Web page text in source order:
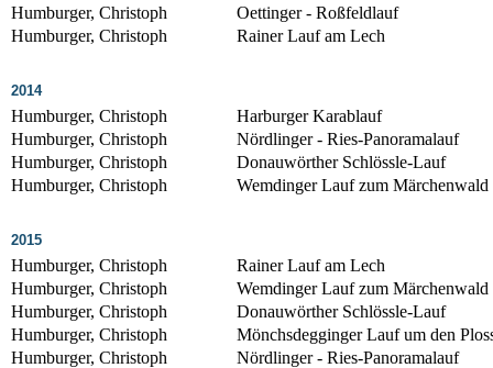
Humburger, Christoph
Oettinger - Roßfeldlauf
Humburger, Christoph
Rainer Lauf am Lech
2014
Humburger, Christoph
Harburger Karablauf
Humburger, Christoph
Nördlinger - Ries-Panoramalauf
Humburger, Christoph
Donauwörther Schlössle-Lauf
Humburger, Christoph
Wemdinger Lauf zum Märchenwald
2015
Humburger, Christoph
Rainer Lauf am Lech
Humburger, Christoph
Wemdinger Lauf zum Märchenwald
Humburger, Christoph
Donauwörther Schlössle-Lauf
Humburger, Christoph
Mönchsdegginger Lauf um den
Humburger, Christoph
Nördlinger - Ries-Panoramalauf